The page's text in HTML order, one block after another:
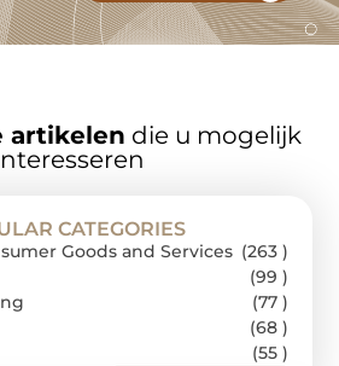
artikelen die u mogelijk
CATEGORIES
Goods and Services (263 )
(99 )
(77 )
(68 )
(55 )